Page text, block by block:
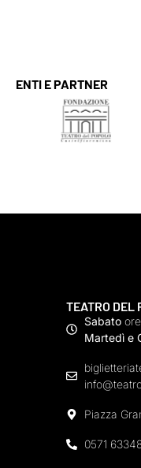
ENTI E PARTNER
TEATRO DEL
Sabato
Martedì e
Piazza
0571